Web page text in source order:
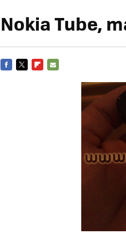
Nokia Tube,